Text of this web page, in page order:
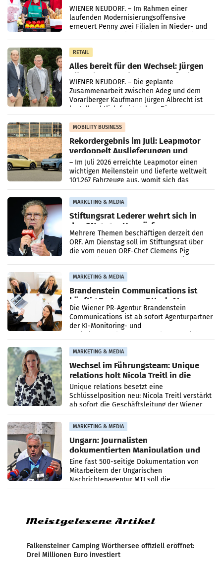
WIENER NEUDORF. – Im Rahmen einer
laufenden Modernisierungsoffensive
erneuert Penny zwei Filialen in Nieder- und
RETAIL
Alles bereit für den Wechsel: Jürgen
Albrecht setzt ab 1.1.2027 auf Adeg
WIENER NEUDORF. – Die geplante
Zusammenarbeit zwischen Adeg und dem
Vorarlberger Kaufmann Jürgen Albrecht ist
kartellrechtlich freigegeben: Die
Bundeswettbewerbsbehörde und der
Bundeskartellanwalt
MOBILITY BUSINESS
Rekordergebnis im Juli: Leapmotor
verdoppelt Auslieferungen und
überschreitet die 100.000er-Marke
– Im Juli 2026 erreichte Leapmotor einen
wichtigen Meilenstein und lieferte weltweit
101.267 Fahrzeuge aus, womit sich das
Ergebnis gegenüber Juli 2025 mehr als
verdoppelte (+102
MARKETING & MEDIA
Stiftungsrat Lederer wehrt sich in
den SN gegen Vorwürfe
Mehrere Themen beschäftigen derzeit den
ORF. Am Dienstag soll im Stiftungsrat über
die vom neuen ORF-Chef Clemens Pig
MARKETING & MEDIA
Brandenstein Communications ist
künftig Partner von OtterlyAI
Die Wiener PR-Agentur Brandenstein
Communications ist ab sofort Agenturpartner
der KI-Monitoring- und
MARKETING & MEDIA
Wechsel im Führungsteam: Unique
relations holt Nicola Treitl in die
Geschäftsleitung
Unique relations besetzt eine
Schlüsselposition neu: Nicola Treitl verstärkt
ab sofort die Geschäftsleitung der Wiener
PR-Agentur an der Seite von Josef Kalina und
Anna Kalina-Mahr.
MARKETING & MEDIA
Ungarn: Journalisten
dokumentierten Manipulation und
Zensur
Eine fast 500-seitige Dokumentation von
Mitarbeitern der Ungarischen
Nachrichtenagentur MTI soll die
systematische Nachrichten-Manipulation und
Meistgelesene Artikel
Falkensteiner Camping Wörthersee offiziell eröffnet:
Drei Millionen Euro investiert